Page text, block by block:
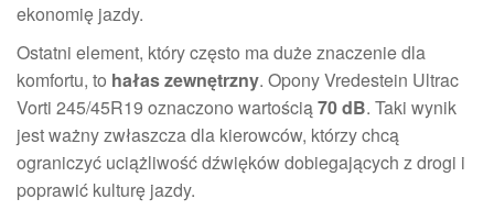
ekonomię jazdy.
Ostatni element, który często ma duże znaczenie dla
komfortu, to hałas zewnętrzny. Opony Vredestein Ultrac
Vorti 245/45R19 oznaczono wartością70 dB. Taki wynik
jest ważny zwłaszcza dla kierowców, którzy chcą
ograniczyć uciążliwość dźwięków dobiegających z drogi i
poprawić kulturę jazdy.